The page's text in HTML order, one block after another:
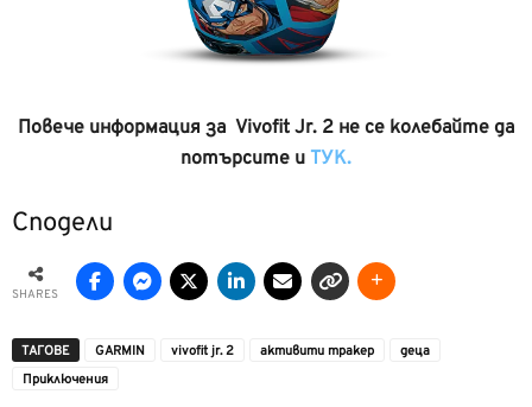
Повече информация за Vivofit Jr. 2 не се колебайте да
потърсите и ТУК.
Сподели
SHARES
ТАГОВЕ GARMIN vivofit jr. 2 активити тракер
деца
Приключения